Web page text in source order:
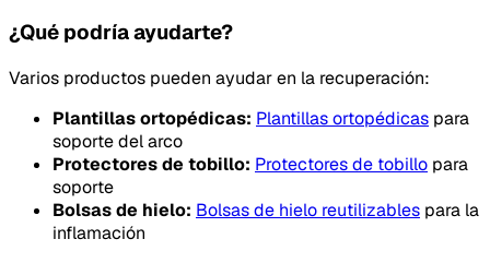
¿Qué podría ayudarte?
Varios productos pueden ayudar en la recuperación:
Plantillas ortopédicas: Plantillas ortopédicas para
soporte del arco
Protectores de tobillo: Protectores de tobillo para
soporte
Bolsas de hielo: Bolsas de hielo reutilizables para la
inflamación